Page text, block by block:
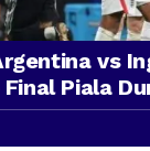
vs
Piala